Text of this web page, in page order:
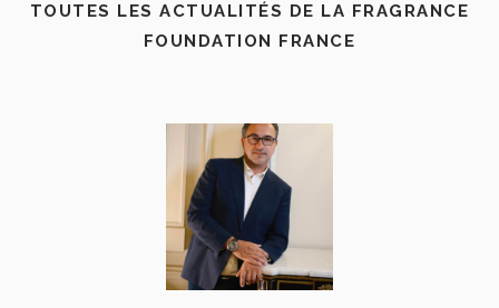
TOUTES LES ACTUALITÉS DE LA FRAGRANCE
FOUNDATION FRANCE